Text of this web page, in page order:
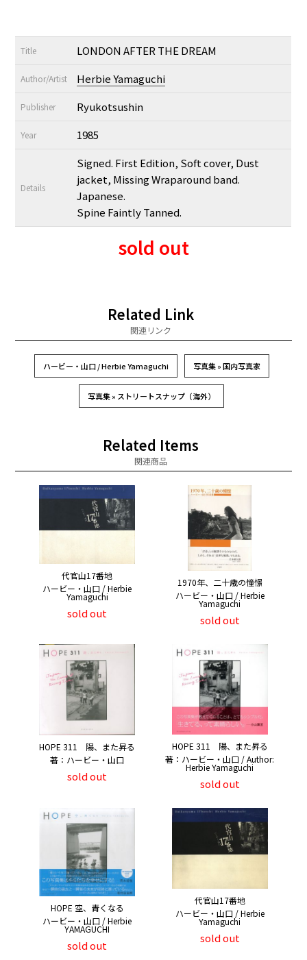
Title LONDON AFTER THE DREAM
Author/Artist Herbie Yamaguchi
Publisher Ryukotsushin
Year 1985
Details
Signed. First Edition, Soft cover, Dust
jacket, Missing Wraparound band.
Japanese.
Spine Faintly Tanned.
sold out
Related Link
関連リンク
ハービー・山口 / Herbie Yamaguchi 写真集 » 国内写真家
写真集 » ストリートスナップ（海外）
Related Items
関連商品
代官山17番地
ハービー・山口 / Herbie
Yamaguchi
sold out
1970年、二十歳の憧憬
ハービー・山口 / Herbie
Yamaguchi
sold out
HOPE 311 陽、また昇る
著：ハービー・山口
sold out
HOPE 311 陽、また昇る
著：ハービー・山口 / Author:
Herbie Yamaguchi
sold out
HOPE 空、青くなる
ハービー・山口 / Herbie
YAMAGUCHI
sold out
代官山17番地
ハービー・山口 / Herbie
Yamaguchi
sold out